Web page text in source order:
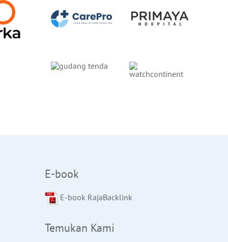
E-book
E-book RajaBacklink
Temukan Kami